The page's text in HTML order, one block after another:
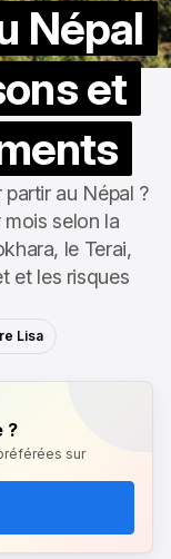
Népal
et
au Népal ?
selon la
le Terai,
et les risques
Lisa
?
sur